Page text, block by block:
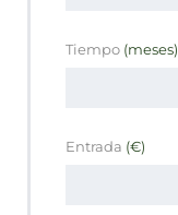
Tiempo (meses)
Entrada (€)